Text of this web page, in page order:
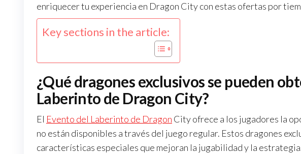
enriquecer tu experiencia en Dragon City con estas ofertas por
Key sections in the article:
¿Qué dragones exclusivos se pueden
Laberinto de Dragon City?
El Evento del Laberinto de Dragon City ofrece a los jugadores la
no están disponibles a través del juego regular. Estos dragones
características especiales que mejoran la jugabilidad y la